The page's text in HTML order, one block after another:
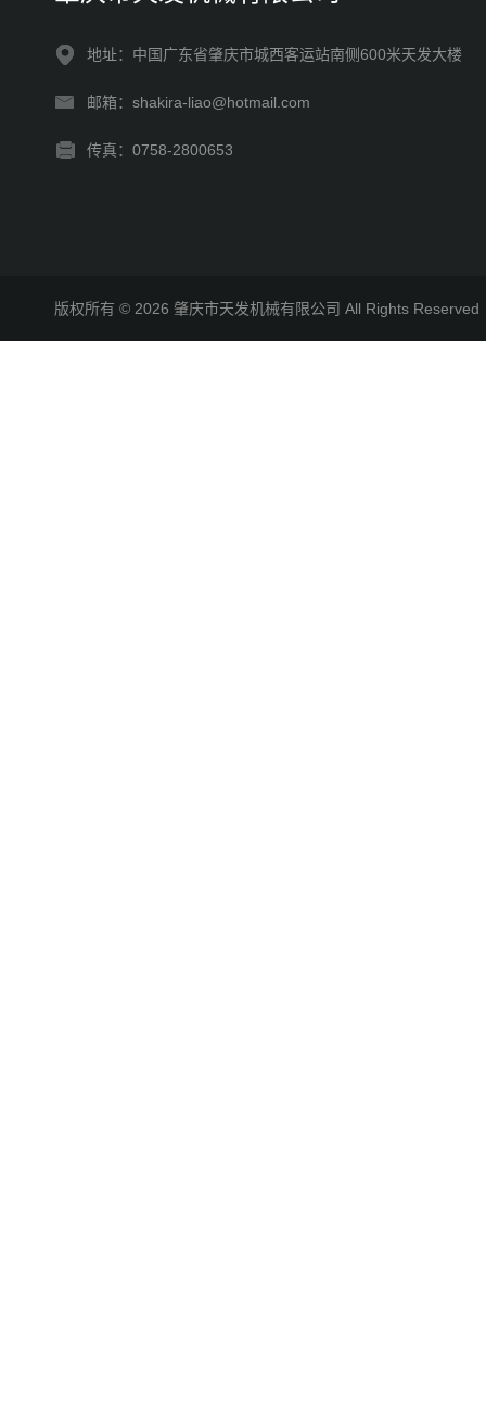
地址：中国广东省肇庆市城西客运站南侧600米天发大楼
邮箱：shakira-liao@hotmail.com
传真：0758-2800653
版权所有 © 2026 肇庆市天发机械有限公司 All Rights